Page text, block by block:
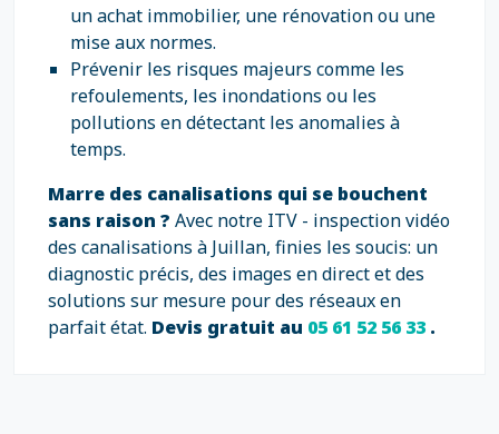
un achat immobilier, une rénovation ou une
mise aux normes.
Prévenir les risques majeurs comme les
refoulements, les inondations ou les
pollutions en détectant les anomalies à
temps.
Marre des canalisations qui se bouchent
sans raison ? Avec notre ITV - inspection vidéo
des canalisations à Juillan, finies les soucis: un
diagnostic précis, des images en direct et des
solutions sur mesure pour des réseaux en
parfait état. Devis gratuit au 05 61 52 56 33 .